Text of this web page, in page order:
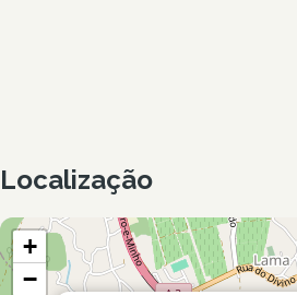
Localização
+
−